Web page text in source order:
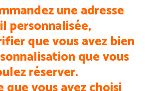
une adresse
personnalisée,
que vous avez bien
que vous
réserver.